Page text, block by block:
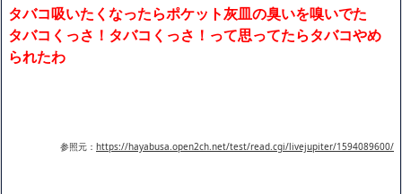
タバコ吸いたくなったらポケット灰皿の臭いを嗅いでた
タバコくっさ！タバコくっさ！って思ってたらタバコやめ
られたわ
参照元： https://hayabusa.open2ch.net/test/read.cgi/livejupiter/1594089600/